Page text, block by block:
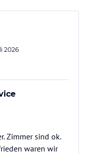
2026
Zimmer sind ok.
waren wir